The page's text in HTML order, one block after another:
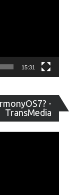
15:31
-
TransMedia
de